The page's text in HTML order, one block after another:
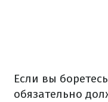
Если вы
обязательно